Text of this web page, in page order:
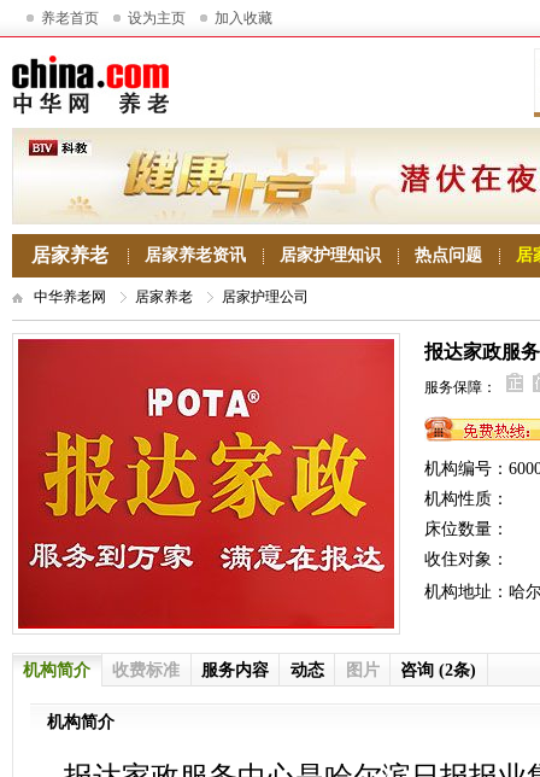
养老首页 设为主页 加入收藏
居家养老 居家养老资讯 居家护理知识 热点问题 居
中华养老网 居家养老 居家护理公司
报达家政服
服务保障：
机构编号：
机构性质：
床位数量：
收住对象：
机构地址：哈
机构简介 收费标准 服务内容 动态 图片 咨询 (2条)
机构简介